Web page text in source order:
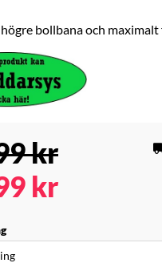
bollbana och
kr
kr